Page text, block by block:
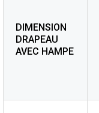
DIMENSION
DRAPEAU
AVEC HAMPE